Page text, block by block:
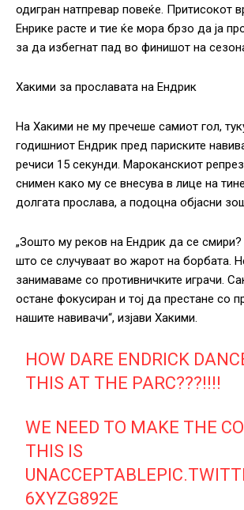
одигран натпревар повеќе. Притисокот
Енрике расте и тие ќе мора брзо да ја
за да избегнат пад во финишот на
Хакими за прославата на Ендрик
На Хакими не му пречеше самиот гол,
годишниот Ендрик пред париските
речиси 15 секунди. Мароканскиот
снимен како му се внесува в лице на
долгата прослава, а подоцна објасни
„Зошто му реков на Ендрик да се
што се случуваат во жарот на борбата.
занимаваме со противничките играчи.
остане фокусиран и тој да престане со
нашите навивачи“, изјави Хакими.
HOW DARE ENDRICK
THIS AT THE PARC???!!!!
WE NEED TO MAKE THE
THIS IS
UNACCEPTABLE
6XYZG892E